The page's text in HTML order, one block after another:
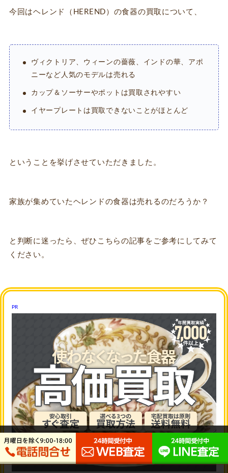
今回はヘレンド（HEREND）の食器の買取について、
ヴィクトリア、ウィーンの薔薇、インドの華、アポ
ニーなど人気のモデルは売れる
カップ＆ソーサーやポットは買取されやすい
イヤープレートは買取できないことがほとんど
ということを挙げさせていただきました。
家族が集めていたヘレンドの食器は売れるのだろうか？
と判断に迷ったら、ぜひこちらの記事をご参考にしてみて
ください。
PR